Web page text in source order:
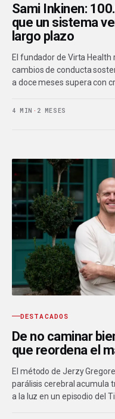
Sami Inkinen:
que un sistema
largo plazo
El fundador de Virta
cambios de conducta
a doce meses supera con
4 MIN · 2 MESES
DESTACADOS
De no caminar
que reordena el
El método de Jerzy
parálisis cerebral acumula
a la luz en un episodio del